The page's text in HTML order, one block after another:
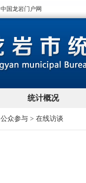
公众参与 > 在线访谈